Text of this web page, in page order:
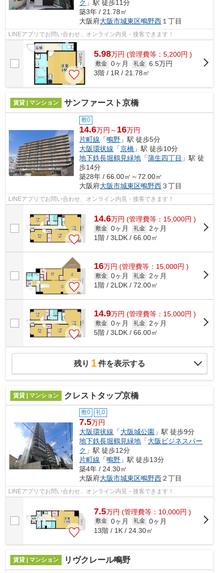
ク 」駅 徒歩11分
築3年 / 21.78㎡
大阪府大阪市城東区鴫野西 １丁目
LINEアプリでお問い合わせ、オンライン内見・接客できます！
5.98万円 (管理費等：5,200円 )
敷金 0ヶ月 礼金 6.5万円
3階 / 1R / 21.78㎡
賃貸 | マンション サンファースト京橋
敷0
14.6万円～ 16万円
片町線 「鴫野 」駅 徒歩5分
大阪環状線 「京橋 」駅 徒歩10分
地下鉄長堀鶴見緑地 「蒲生四丁目 」駅 徒
歩14分
築28年 / 66.00㎡～72.00㎡
大阪府大阪市城東区鴫野西３丁目
LINEアプリでお問い合わせ、オンライン内見・接客できます！
14.6万円 (管理費等：15,000円 )
敷金 0ヶ月 礼金
2ヶ月
1階 / 3LDK / 66.00㎡
16万円 (管理費等：15,000円 )
敷金 0ヶ月 礼金
2ヶ月
1階 / 2LDK / 72.00㎡
14.9万円 (管理費等：15,000円 )
敷金 0ヶ月 礼金
2ヶ月
5階 / 3LDK / 66.00㎡
残り 1件を表示する
賃貸 | マンション クレストタップ京橋
敷0 礼0
7.5万円
大阪環状線 「大阪城公園 」駅 徒歩9分
地下鉄長堀鶴見緑地 「大阪ビジネスパー
ク 」駅 徒歩12分
片町線 「鴫野 」駅 徒歩13分
築4年 / 24.30㎡
大阪府大阪市城東区鴫野西２丁目
LINEアプリでお問い合わせ、オンライン内見・接客できます！
7.5万円 (管理費等：10,000円 )
敷金 0ヶ月 礼金 0ヶ月
13階 / 1K / 24.30㎡
賃貸 | マンション リヴクレール鴫野